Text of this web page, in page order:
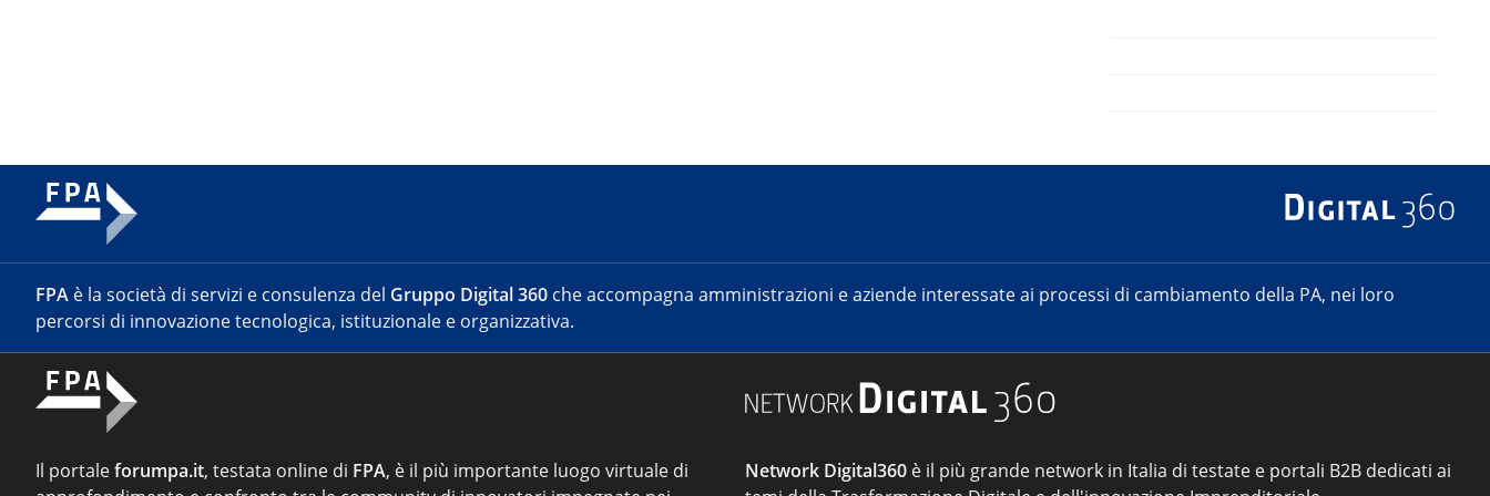
FPA è la società di servizi e consulenza del Gruppo Digital 360 che accompagna amministrazioni e aziende interessate ai processi di cambiamento della PA, nei loro
percorsi di innovazione tecnologica, istituzionale e organizzativa.
Il portaleforumpa.it, testata online di FPA, è il più importante luogo virtuale di
Network Digital360 è il più grande network in Italia di testate e portali B2B dedicati ai